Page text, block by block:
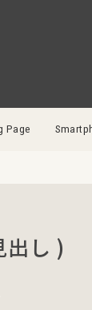
Page
出し )